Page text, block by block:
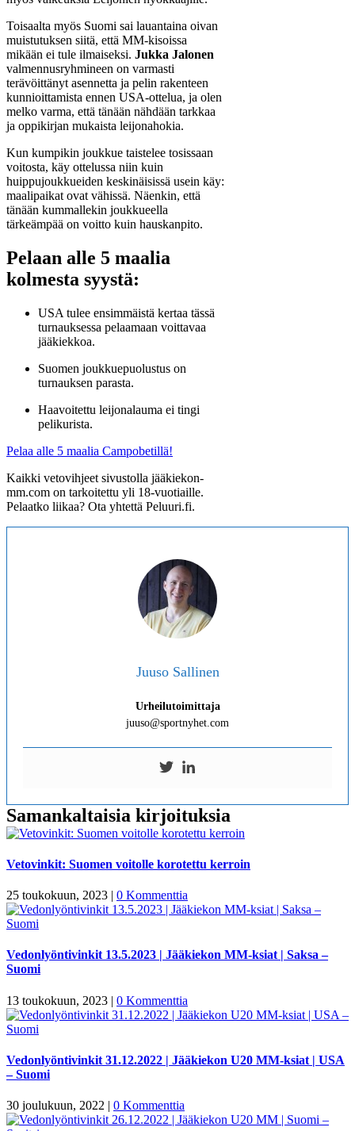
Toisaalta myös Suomi sai lauantaina oivan
muistutuksen siitä, että MM-kisoissa
mikään ei tule ilmaiseksi. Jukka Jalonen
valmennusryhmineen on varmasti
terävöittänyt asennetta ja pelin rakenteen
kunnioittamista ennen USA-ottelua, ja olen
melko varma, että tänään nähdään tarkkaa
ja oppikirjan mukaista leijonahokia.
Kun kumpikin joukkue taistelee tosissaan
voitosta, käy ottelussa niin kuin
huippujoukkueiden keskinäisissä usein käy:
maalipaikat ovat vähissä. Näenkin, että
tänään kummallekin joukkueella
tärkeämpää on voitto kuin hauskanpito.
Pelaan alle 5 maalia
kolmesta syystä:
USA tulee ensimmäistä kertaa tässä
turnauksessa pelaamaan voittavaa
jääkiekkoa.
Suomen joukkuepuolustus on
turnauksen parasta.
Haavoitettu leijonalauma ei tingi
pelikurista.
Pelaa alle 5 maalia Campobetillä!
Kaikki vetovihjeet sivustolla jääkiekon-
mm.com on tarkoitettu yli 18-vuotiaille.
Pelaatko liikaa? Ota yhtettä Peluuri.fi.
Juuso Sallinen
Urheilutoimittaja
juuso@sportnyhet.com
Samankaltaisia kirjoituksia
Vetovinkit: Suomen voitolle korotettu kerroin
25 toukokuun, 2023 | 0 Kommenttia
Vedonlyöntivinkit 13.5.2023 | Jääkiekon MM-ksiat | Saksa –
Suomi
13 toukokuun, 2023 | 0 Kommenttia
Vedonlyöntivinkit 31.12.2022 | Jääkiekon U20 MM-ksiat | USA
– Suomi
30 joulukuun, 2022 | 0 Kommenttia